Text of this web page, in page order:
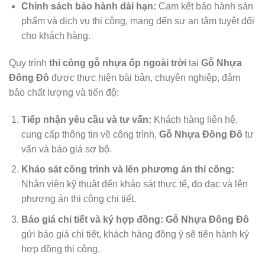
Chính sách bảo hành dài hạn: Cam kết bảo hành sản
phẩm và dịch vụ thi công, mang đến sự an tâm tuyệt đối
cho khách hàng.
Quy trình thi công gỗ nhựa ốp ngoài trời tại Gỗ Nhựa
Đông Đô được thực hiện bài bản, chuyên nghiệp, đảm
bảo chất lượng và tiến độ:
Tiếp nhận yêu cầu và tư vấn: Khách hàng liên hệ,
cung cấp thông tin về công trình, Gỗ Nhựa Đông Đô tư
vấn và báo giá sơ bộ.
Khảo sát công trình và lên phương án thi công:
Nhân viên kỹ thuật đến khảo sát thực tế, đo đạc và lên
phương án thi công chi tiết.
Báo giá chi tiết và ký hợp đồng: Gỗ Nhựa Đông Đô
gửi báo giá chi tiết, khách hàng đồng ý sẽ tiến hành ký
hợp đồng thi công.